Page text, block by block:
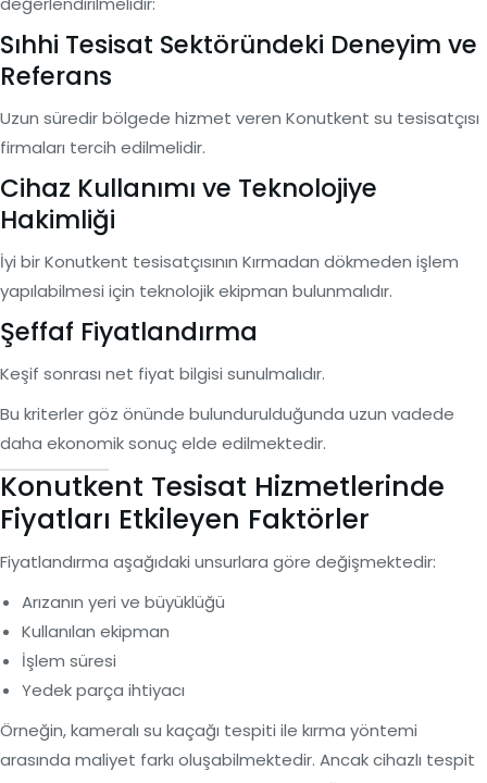
Sıhhi Tesisat Sektöründeki Deneyim ve
Referans
Uzun süredir bölgede hizmet veren Konutkent su tesisatçısı
firmaları tercih edilmelidir.
Cihaz Kullanımı ve Teknolojiye
Hakimliği
İyi bir Konutkent tesisatçısının Kırmadan dökmeden işlem
yapılabilmesi için teknolojik ekipman bulunmalıdır.
Şeffaf Fiyatlandırma
Keşif sonrası net fiyat bilgisi sunulmalıdır.
Bu kriterler göz önünde bulundurulduğunda uzun vadede
daha ekonomik sonuç elde edilmektedir.
Konutkent Tesisat Hizmetlerinde
Fiyatları Etkileyen Faktörler
Fiyatlandırma aşağıdaki unsurlara göre değişmektedir:
Arızanın yeri ve büyüklüğü
Kullanılan ekipman
İşlem süresi
Yedek parça ihtiyacı
Örneğin, kameralı su kaçağı tespiti ile kırma yöntemi
arasında maliyet farkı oluşabilmektedir. Ancak cihazlı tespit